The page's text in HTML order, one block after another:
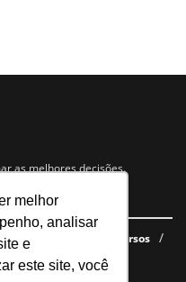
melhor
analisar
e
este site, você
as melhores decisões.
E-books gratuitos
Cursos